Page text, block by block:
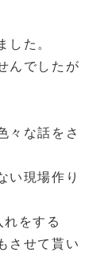
た。
んでしたが
々な話をさ
い現場作り
をする
させて貰い